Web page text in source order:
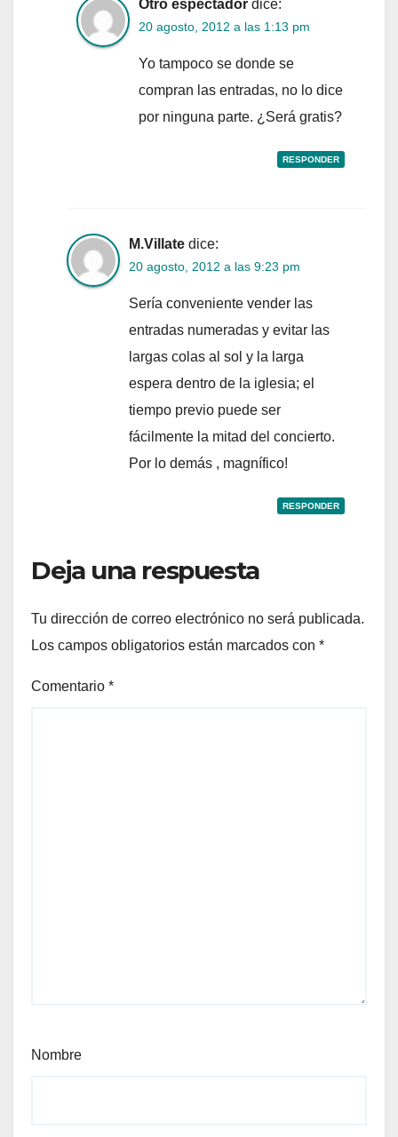
Otro espectador dice:
20 agosto, 2012 a las 1:13 pm
Yo tampoco se donde se
compran las entradas, no lo dice
por ninguna parte. ¿Será gratis?
RESPONDER
M.Villate dice:
20 agosto, 2012 a las 9:23 pm
Sería conveniente vender las
entradas numeradas y evitar las
largas colas al sol y la larga
espera dentro de la iglesia; el
tiempo previo puede ser
fácilmente la mitad del concierto.
Por lo demás , magnífico!
RESPONDER
Deja una respuesta
Tu dirección de correo electrónico no será publicada.
Los campos obligatorios están marcados con *
Comentario *
Nombre